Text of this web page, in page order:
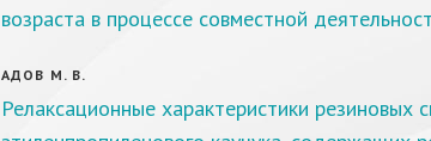
возраста в процессе совместной
АДОВ М. В.
Релаксационные характеристики резиновых